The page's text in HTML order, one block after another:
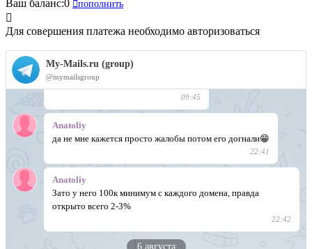
Ваш баланс:0 пополнить
Для совершения платежа необходимо авторизоваться